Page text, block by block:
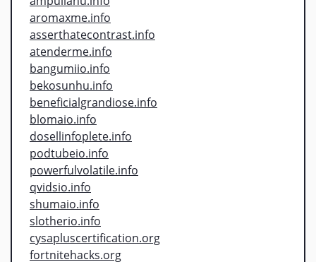
aromaxme.info
asserthatecontrast.info
atenderme.info
bangumiio.info
bekosunhu.info
beneficialgrandiose.info
blomaio.info
dosellinfoplete.info
podtubeio.info
powerfulvolatile.info
qvidsio.info
shumaio.info
slotherio.info
cysapluscertification.org
fortnitehacks.org